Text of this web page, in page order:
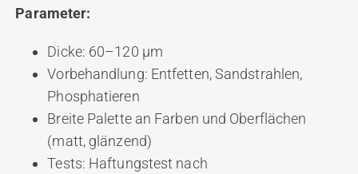
Parameter:
Dicke: 60–120 μm
Vorbehandlung: Entfetten, Sandstrahlen,
Phosphatieren
Breite Palette an Farben und Oberflächen
(matt, glänzend)
Tests: Haftungstest nach